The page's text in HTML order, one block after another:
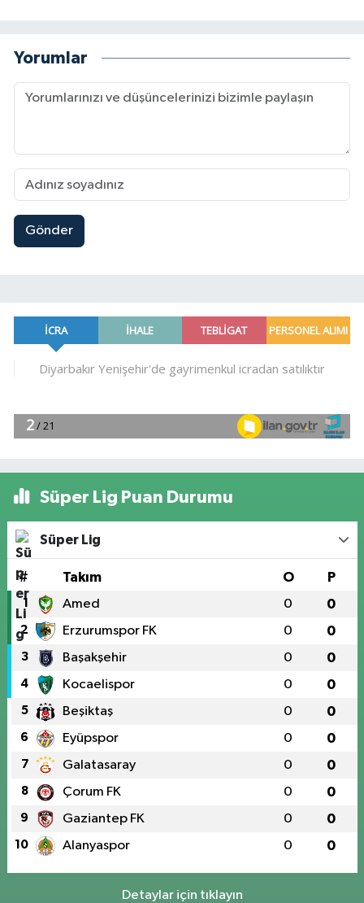
Yorumlar
Gönder
Süper Lig Puan Durumu
Süper Lig
# Takım O P
1 Amed 0 0
2 Erzurumspor FK 0 0
3 Başakşehir 0 0
4 Kocaelispor 0 0
5 Beşiktaş 0 0
6 Eyüpspor 0 0
7 Galatasaray 0 0
8 Çorum FK 0 0
9 Gaziantep FK 0 0
10 Alanyaspor 0 0
Detaylar için tıklayın